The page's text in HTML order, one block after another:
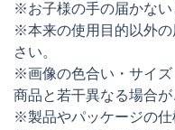
※お子様の手の届かない
※本来の使用目的以外
さい。
※画像の色合い・サイ
商品と若干異なる場合
※製品やパッケージの